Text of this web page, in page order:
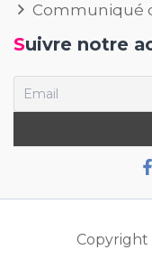
Communiqué
Suivre notre
Copyright